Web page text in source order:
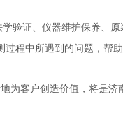
验证、仪器维护保养、
程中所遇到的问题，帮
为客户创造价值，将是济